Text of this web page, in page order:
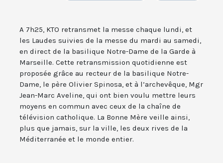
A 7h25, KTO retransmet la messe chaque lundi, et
les Laudes suivies de la messe du mardi au samedi,
en direct de la basilique Notre-Dame de la Garde à
Marseille. Cette retransmission quotidienne est
proposée grâce au recteur de la basilique Notre-
Dame, le père Olivier Spinosa, et à l’archevêque, Mgr
Jean-Marc Aveline, qui ont bien voulu mettre leurs
moyens en commun avec ceux de la chaîne de
télévision catholique. La Bonne Mère veille ainsi,
plus que jamais, sur la ville, les deux rives de la
Méditerranée et le monde entier.